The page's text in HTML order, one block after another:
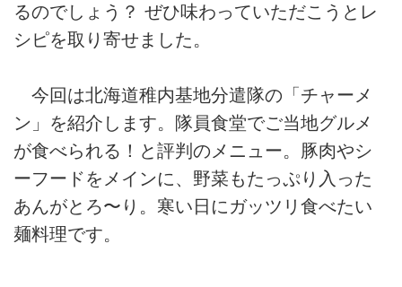
るのでしょう？ ぜひ味わっていただこうとレ
シピを取り寄せました。
今回は北海道稚内基地分遣隊の「チャーメ
ン」を紹介します。隊員食堂でご当地グルメ
が食べられる！と評判のメニュー。豚肉やシ
ーフードをメインに、野菜もたっぷり入った
あんがとろ〜り。寒い日にガッツリ食べたい
麺料理です。